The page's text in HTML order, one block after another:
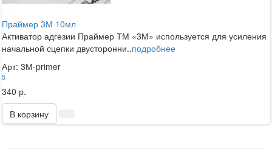
Праймер 3М 10мл
Активатор адгезии Праймер ТМ «3М» используется для усиления
начальной сцепки двусторонни..подробнее
Арт: 3М-primer
5
340 р.
В корзину